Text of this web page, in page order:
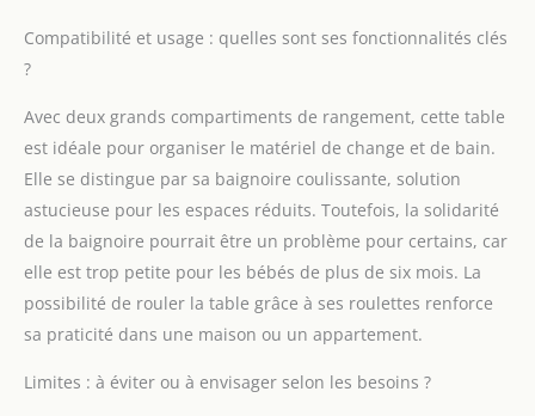
à langer : L 51 x P 83 cm
11 Kg ; Matières :
contreplaqué,
baignoire en plastique,
rembourrage : molleton
Compatibilité et usage : quelles sont ses fonctionnalités clés
?
Avec deux grands compartiments de rangement, cette table
est idéale pour organiser le matériel de change et de bain.
Elle se distingue par sa baignoire coulissante, solution
astucieuse pour les espaces réduits. Toutefois, la solidarité
de la baignoire pourrait être un problème pour certains, car
elle est trop petite pour les bébés de plus de six mois. La
possibilité de rouler la table grâce à ses roulettes renforce
sa praticité dans une maison ou un appartement.
Limites : à éviter ou à envisager selon les besoins ?